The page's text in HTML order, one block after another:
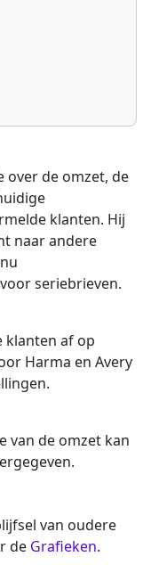
over de omzet, de
klanten. Hij
naar andere
seriebrieven.
klanten af op
Harma en Avery
van de omzet kan
van oudere
de Grafieken.